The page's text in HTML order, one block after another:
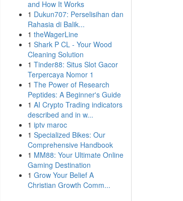
and How It Works
1 Dukun707: Perselisihan dan
Rahasia di Balik...
1 theWagerLine
1 Shark P CL - Your Wood
Cleaning Solution
1 Tinder88: Situs Slot Gacor
Terpercaya Nomor 1
1 The Power of Research
Peptides: A Beginner's Guide
1 AI Crypto Trading indicators
described and in w...
1 iptv maroc
1 Specialized Bikes: Our
Comprehensive Handbook
1 MM88: Your Ultimate Online
Gaming Destination
1 Grow Your Belief A
Christian Growth Comm...